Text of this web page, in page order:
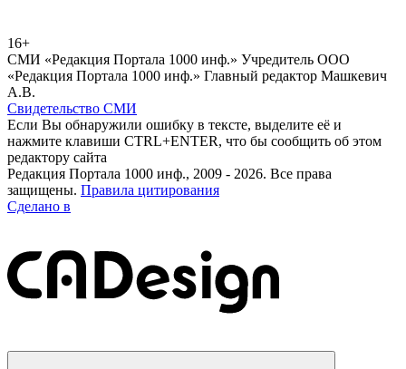
16+
СМИ «Редакция Портала 1000 инф.» Учредитель ООО
«Редакция Портала 1000 инф.» Главный редактор Машкевич
А.В.
Свидетельство СМИ
Если Вы обнаружили ошибку в тексте, выделите её и
нажмите клавиши CTRL+ENTER, что бы сообщить об этом
редактору сайта
Редакция Портала 1000 инф., 2009 - 2026. Все права
защищены. Правила цитирования
Сделано в